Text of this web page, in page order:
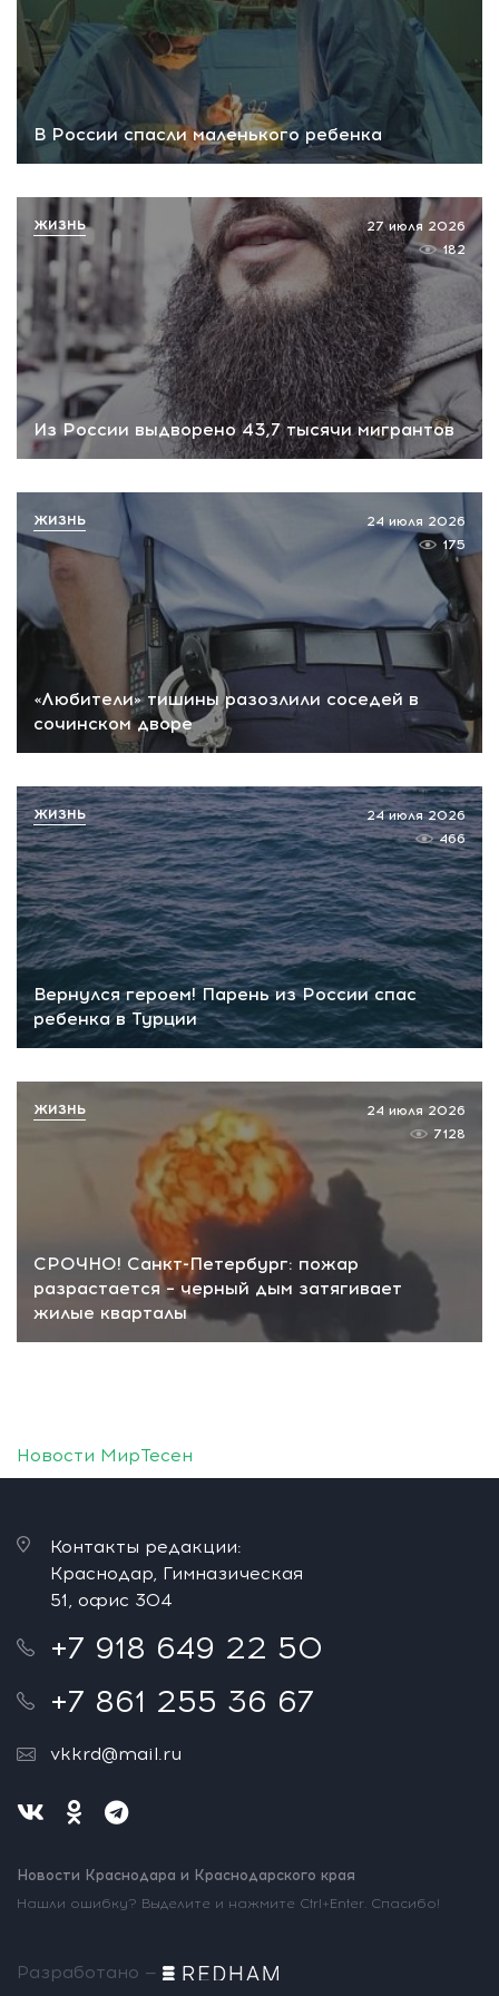
В России спасли маленького ребенка
Из России выдворено 43,7 тысячи мигрантов
27 июля 2026
182
ЖИЗНЬ
«Любители» тишины разозлили соседей в
сочинском дворе
24 июля 2026
175
ЖИЗНЬ
Вернулся героем! Парень из России спас
ребенка в Турции
24 июля 2026
466
ЖИЗНЬ
СРОЧНО! Санкт-Петербург: пожар
разрастается – черный дым затягивает
жилые кварталы
24 июля 2026
7128
ЖИЗНЬ
Новости МирТесен
Контакты редакции:
Краснодар, Гимназическая
51, офис 304
+7 918 649 22 50
+7 861 255 36 67
vkkrd@mail.ru
Новости Краснодара и Краснодарского края
Нашли ошибку? Выделите и нажмите Ctrl+Enter. Спасибо!
Разработано —